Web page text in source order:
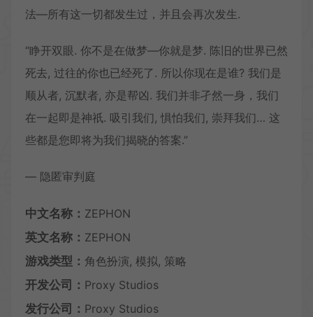
法—所有这一切都发生过，并且会再次发生.
“睁开双眼. 你不是在做梦—你就是梦. 陈旧的世界已然
死去, 过往的你也已经死了. 所以你现在是谁? 我们是
顺从者, 沉默者, 亦是帮凶. 我们并非孑然一身，我们
在一起即是神祇. 吸引我们, 惧怕我们, 崇拜我们… 这
些都是您即将为我们揭晓的答案.”
— 隐匿审判庭
中文名称： ZEPHON
英文名称： ZEPHON
游戏类型： 角色扮演, 模拟, 策略
开发公司： Proxy Studios
发行公司： Proxy Studios